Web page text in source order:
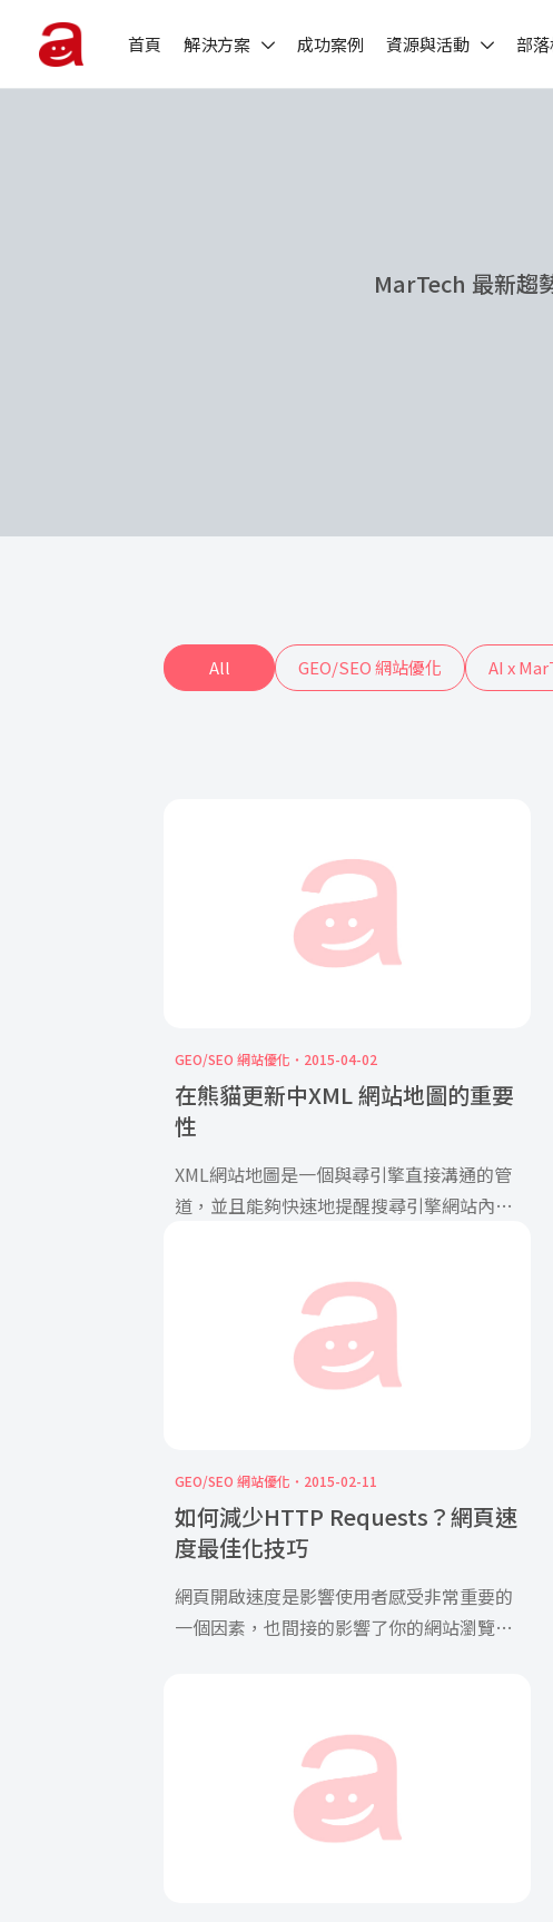
首頁 解決方案 成功案例 資源與活動 部
MarTech 最新趨
All GEO/SEO 網站優化 AI x
GEO/SEO 網站優化 2015-04-02
在熊貓更新中XML 網站地圖的重要
性
XML網站地圖是一個與尋引擎直接溝通的管
道，並且能夠快速地提醒搜尋引擎網站內容
GEO/SEO 網站優化 2015-02-11
如何減少HTTP Requests？網頁速
度最佳化技巧
網頁開啟速度是影響使用者感受非常重要的
一個因素，也間接的影響了你的網站瀏覽
頁，網站的速度是網站經營者必須做好的一